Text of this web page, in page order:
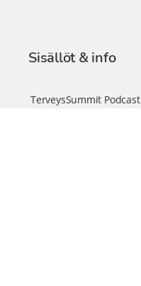
Sisällöt & info
TerveysSummit Podcast